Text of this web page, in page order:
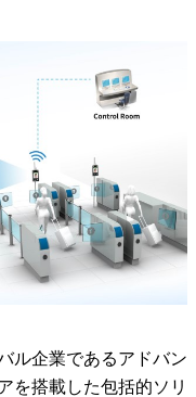
ル企業であるアドバン
を搭載した包括的ソリ